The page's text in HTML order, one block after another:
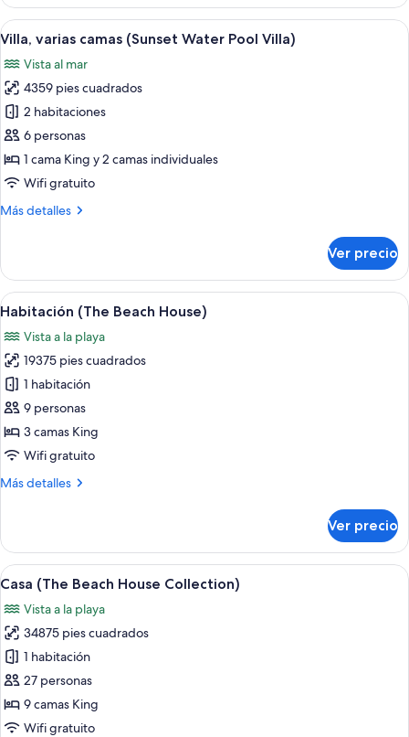
camas
(Sunset
Pool
Villa)
Abrir
todas
las
fotos
de
Villa,
varias
camas
(Sunset
Water
Un dormitorio moderno con una
9
Villa, varias camas (Sunset Water Pool Villa)
Vista al mar
4359 pies cuadrados
2 habitaciones
6 personas
1 cama King y 2 camas individuales
Wifi gratuito
Más detalles
Más
varias
camas
(Sunset
Pool
Villa)
Ver precio
Abrir
todas
las
fotos
de
Habitación
(The
Beach
House)
Propiedad frente a la playa con un
9
Habitación (The Beach House)
Vista a la playa
19375 pies cuadrados
1 habitación
9 personas
3 camas King
Wifi gratuito
Más detalles
Más
(The
Beach
House)
Ver precio
Abrir
todas
las
fotos
de
Casa
(The
Beach
Propiedad frente a la playa con un
9
Casa (The Beach House Collection)
Vista a la playa
34875 pies cuadrados
1 habitación
27 personas
9 camas King
Wifi gratuito